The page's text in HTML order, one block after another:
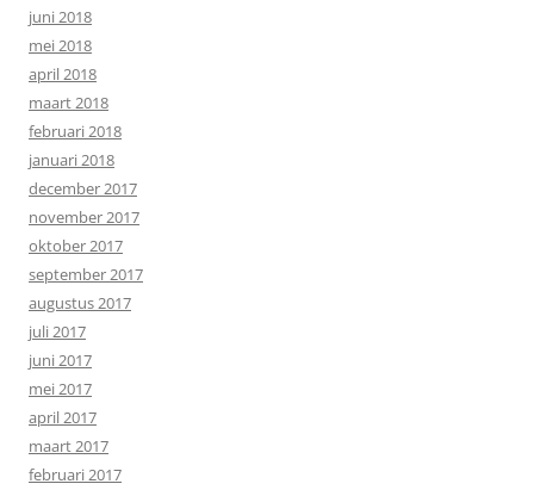
juni 2018
mei 2018
april 2018
maart 2018
februari 2018
januari 2018
december 2017
november 2017
oktober 2017
september 2017
augustus 2017
juli 2017
juni 2017
mei 2017
april 2017
maart 2017
februari 2017